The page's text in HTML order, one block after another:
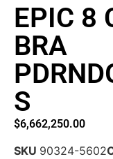
EPIC 8
BRA
S
$6,662,250.00
SKU 90324-5602